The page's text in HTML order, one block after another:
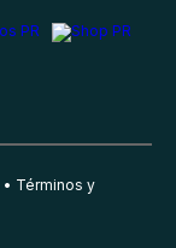
Términos y